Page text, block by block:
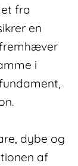
fra
en
i
dybe og
af